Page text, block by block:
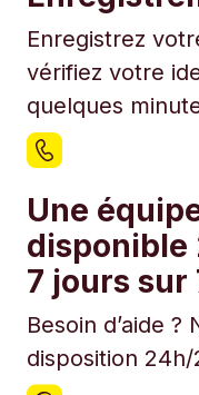
Enregistrez
vérifiez votre
quelques
Une
disponible
7 jours sur
Besoin d’aide
disposition